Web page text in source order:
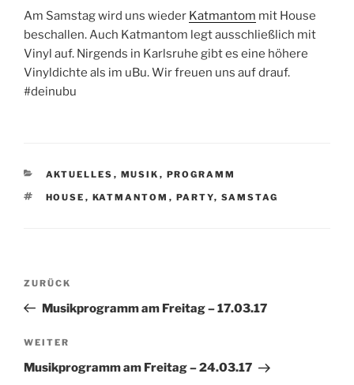
Am Samstag wird uns wieder Katmantom mit House
beschallen. Auch Katmantom legt ausschließlich mit
Vinyl auf. Nirgends in Karlsruhe gibt es eine höhere
Vinyldichte als im uBu. Wir freuen uns auf drauf.
#deinubu
KATEGORIEN
AKTUELLES , MUSIK , PROGRAMM
SCHLAGWÖRTER
HOUSE , KATMANTOM , PARTY, SAMSTAG
Beitragsnavigation
Vorheriger
Beitrag
ZURÜCK
Musikprogramm am Freitag – 17.03.17
Nächster
Beitrag
WEITER
Musikprogramm am Freitag – 24.03.17